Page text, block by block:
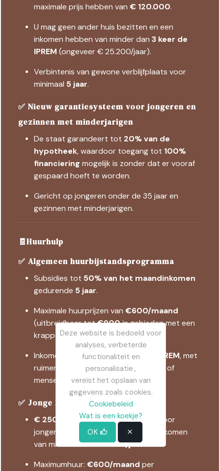
maximale prijs hebben van € 120.000.
U mag geen ander huis bezitten en een
inkomen hebben van minder dan 3 keer de
IPREM (ongeveer € 25.200/jaar).
Verbintenis van gewone verblijfplaats voor
minimaal 5 jaar.
✅ Nieuw garantiesysteem voor jongeren en
gezinnen met minderjarigen
De staat garandeert tot 20% van de
hypotheek, waardoor toegang tot 100%
financiering mogelijk is zonder dat er vooraf
gespaard hoeft te worden.
Gericht op jongeren onder de 35 jaar en
gezinnen met minderjarigen.
🧾Huurhulp
✅ Algemeen huurbijstandsprogramma
Subsidies tot 50% van het maandinkomen
gedurende 5 jaar.
Maximale huurprijzen van €600/maand
(uitbreidbaar tot€900in gebieden met een
krappe markt).
Inkomen minder dandrie keer de IPREM, met
ruimere limieten voor grote gezinnen of
mensen met een beperking.
✅ Jonge huurbonus
€ 250/maand gedurende 2 jaar
voor
jongeren tussen18 en 35
met een inkomen
van minder dan€ 21.600/jaar.
Maximumhuur: €600/maand per
Deze website is bedoeld voor
analyses, verbeterde
functionaliteit en
personalisatie.,
vereist het opslaan van
gegevens zoals cookies.
Cookiebeleid
Wat is een koekje?
OK